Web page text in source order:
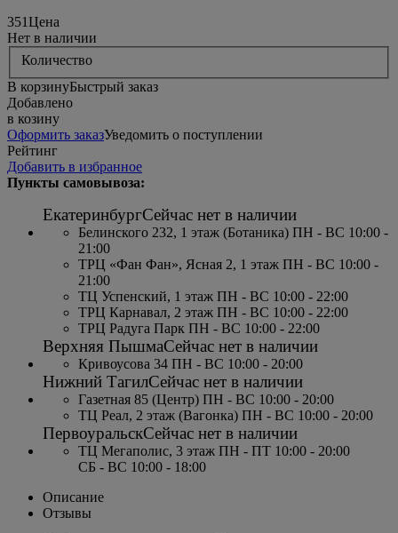
351Цена
Нет в наличии
Количество
В корзинуБыстрый заказ
Добавлено
в козину
Оформить заказУведомить о поступлении
Рейтинг
Добавить в избранное
Пункты самовывоза:
ЕкатеринбургСейчас нет в наличии
Белинского 232, 1 этаж (Ботаника) ПН - ВС 10:00 -
21:00
ТРЦ «Фан Фан», Ясная 2, 1 этаж ПН - ВС 10:00 -
21:00
ТЦ Успенский, 1 этаж ПН - ВС 10:00 - 22:00
ТРЦ Карнавал, 2 этаж ПН - ВС 10:00 - 22:00
ТРЦ Радуга Парк ПН - ВС 10:00 - 22:00
Верхняя ПышмаСейчас нет в наличии
Кривоусова 34 ПН - ВС 10:00 - 20:00
Нижний ТагилСейчас нет в наличии
Газетная 85 (Центр) ПН - ВС 10:00 - 20:00
ТЦ Реал, 2 этаж (Вагонка) ПН - ВС 10:00 - 20:00
ПервоуральскСейчас нет в наличии
ТЦ Мегаполис, 3 этаж ПН - ПТ 10:00 - 20:00
СБ - ВС 10:00 - 18:00
Описание
Отзывы